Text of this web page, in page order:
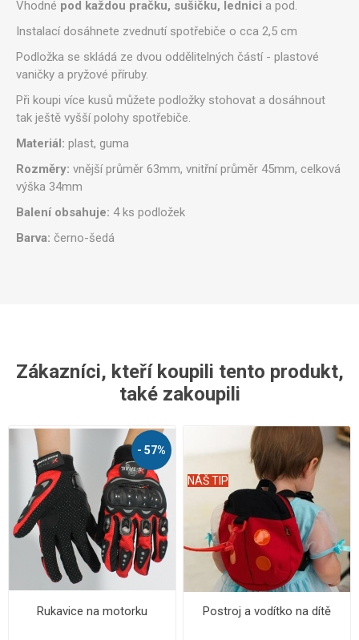
Vhodné pod každou pračku, sušičku, lednici a pod.
Instalací dosáhnete zvednutí spotřebiče o cca 2,5 cm
Podložka se skládá ze dvou oddělitelných částí - plastové
vaničky a pryžové příruby.
Při koupi více kusů můžete podložky stohovat a dosáhnout
tak ještě vyšší polohy spotřebiče.
Materiál: plast, guma
Rozměry: vnější průměr 63mm, vnitřní průměr 45mm, celková
výška 34mm
Balení obsahuje: 4 ks podložek
Barva: černo-šedá
Zákazníci, kteří koupili tento produkt,
také zakoupili
- 57%
Rukavice na motorku
NÁŠ TIP
Postroj a vodítko na dítě